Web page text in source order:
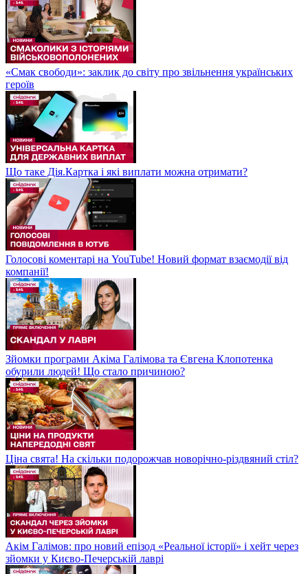
«Смак свободи»: заклик до світу про звільнення українських
героїв
Що таке Дія.Картка і які виплати можна отримати?
Голосові коментарі на YouTube! Новий формат взаємодії від
компанії!
Зйомки програми Акіма Галімова та Євгена Клопотенка
обурили людей! Що стало причиною?
Ціна свята! На скільки подорожчав новорічно-різдвяний стіл?
Акім Галімов: про новий епізод «Реальної історії» і хейт через
зйомки у Києво-Печерській лаврі